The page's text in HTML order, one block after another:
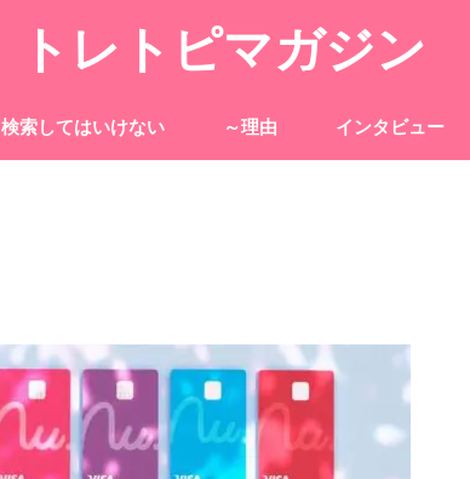
トレトピマガジン
検索してはいけない ～理由 インタビュー